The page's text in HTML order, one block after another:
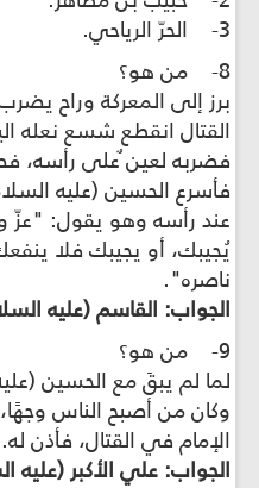
3- الحرّ الرياحي.
8- من هو؟
برز إلى المعركة وراح
القتال انقطع شسع نعله
فضربه لعين ٌعلى رأسه،
فأسرع الحسين (عليه
عند رأسه وهو يقول: "عزّ
يُجيبك، أو يجيبك فلا
ناصره".
الجواب: القاسم (عليه
9- من هو؟
لما لم يبقَ مع الحسين
وكان من أصبح الناس
الإمام في القتال، فأذن له.
الجواب: علي الأكبر (عليه